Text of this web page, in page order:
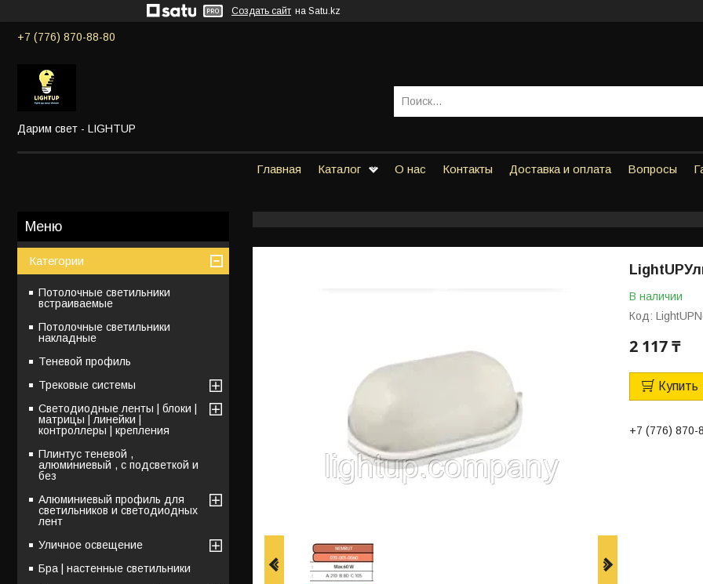
Создать сайт на Satu.kz
+7 (776) 870-88-80
Дарим свет - LIGHTUP
Главная Каталог О нас Контакты Доставка и оплата Вопросы
В наличии
Код:
2 117 ₸
Купить
+7 (776) 870-
Категории
Потолочные светильники
встраиваемые
Потолочные светильники
накладные
Теневой профиль
Трековые системы
Светодиодные ленты | блоки |
матрицы | линейки |
контроллеры | крепления
Плинтус теневой ,
алюминиевый , с подсветкой и
без
Алюминиевый профиль для
светильников и светодиодных
лент
Уличное освещение
Бра | настенные светильники